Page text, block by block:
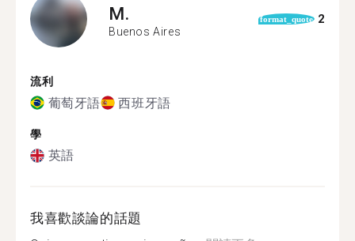
M.
Buenos Aires
format_quote 2
流利
葡萄牙語 西班牙語
學
英語
我喜歡談論的話題